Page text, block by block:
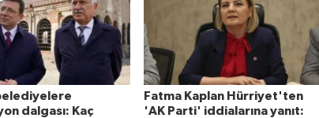
dalgası: Kaç
Fatma Kaplan Hürriyet'ten
'AK Parti' iddialarına yanıt: